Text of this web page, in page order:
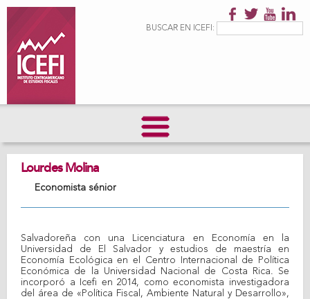
principalFormulario de
BUSCAR EN ICEFI:
Lourdes Molina
Economista sénior
Salvadoreña con una Licenciatura en Economía en la
Universidad de El Salvador y estudios de maestría en
Economía Ecológica en el Centro Internacional de Política
Económica de la Universidad Nacional de Costa Rica. Se
incorporó a Icefi en 2014, como economista investigadora
del área de «Política Fiscal, Ambiente Natural y Desarrollo»,